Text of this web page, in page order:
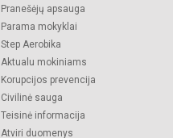
Pranešėjų apsauga
Parama mokyklai
Step Aerobika
Aktualu mokiniams
Korupcijos prevencija
Civilinė sauga
Teisinė informacija
Atviri duomenys